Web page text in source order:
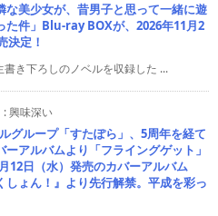
な美少女が、昔男子と思って一緒に遊
た件」Blu-ray BOXが、2026年11月2
決定！
き下ろしのノベルを収録した ...
:興味深い
グループ「すたぽら」、5周年を経て
ーアルバムより「フライングゲット」
12日（水）発売のカバーアルバム
しょん！』より先行解禁。平成を彩っ